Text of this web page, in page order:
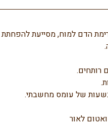
הדם למוח, מסייעת
רותחים.
של עומס מחשבתי.
לאור